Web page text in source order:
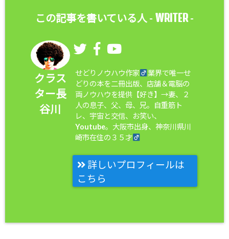
この記事を書いている人 - WRITER-
クラス
ター長
谷川
せどりノウハウ作家
業界で唯一せ
どりの本を二冊出版、店舗＆電脳の
両ノウハウを提供【好き】→妻、２
人の息子、父、母、兄。自重筋ト
レ、宇宙と交信、お笑い、
Youtube。大阪市出身、神奈川県川
崎市在住の３５才
詳しいプロフィールは
こちら